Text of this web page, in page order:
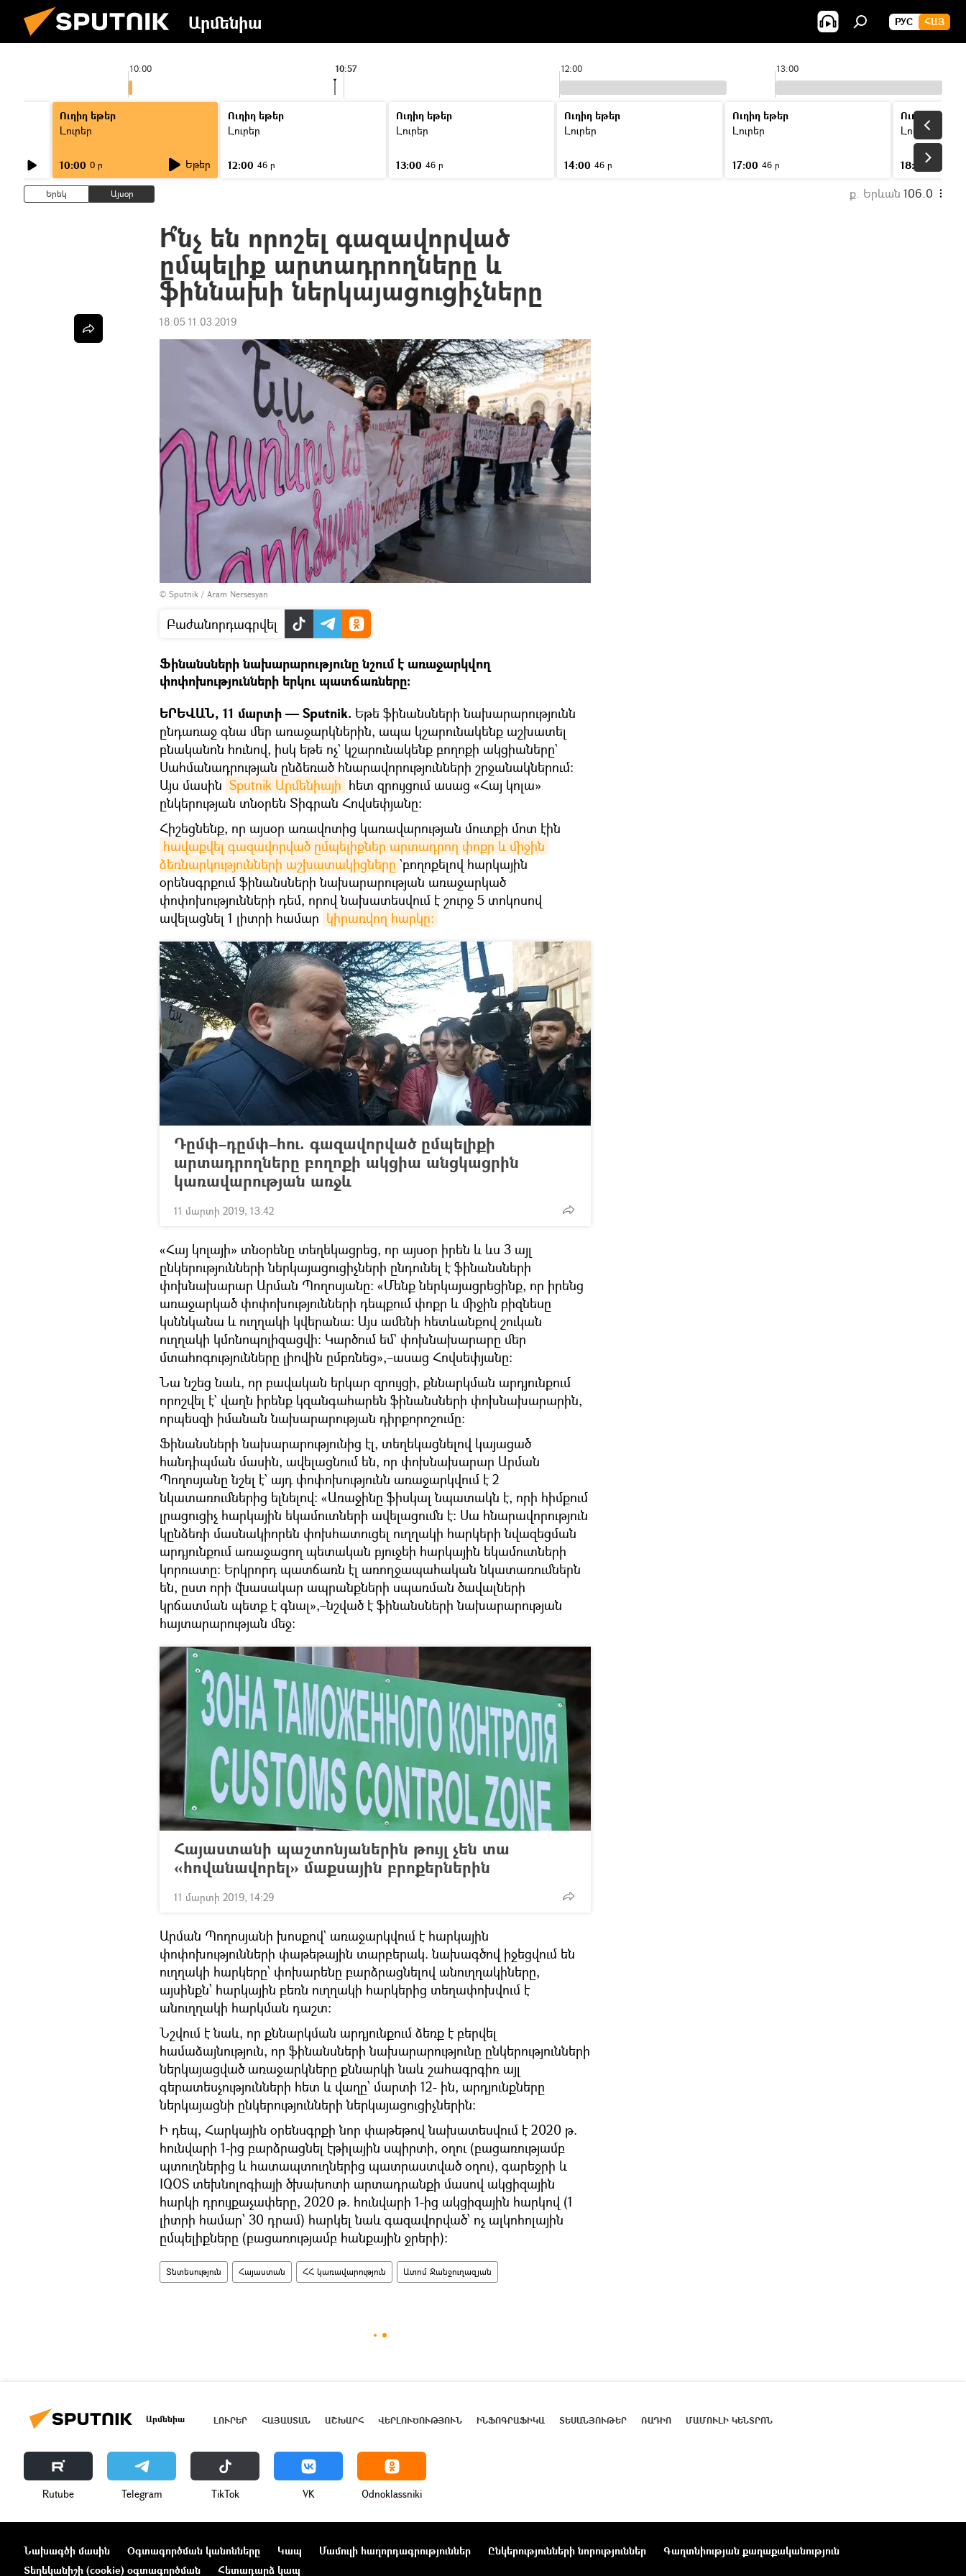
Արմենիա РУС ՀԱՅ
10:00 12:00 13:00
10:57
Ուղիղ եթեր
Լուրեր
10:00 0 ր Եթեր
Ուղիղ եթեր
Լուրեր
12:00 46 ր
Ուղիղ եթեր
Լուրեր
13:00 46 ր
Ուղիղ եթեր
Լուրեր
14:00 46 ր
Ուղիղ եթեր
Լուրեր
17:00 46 ր
Ուղիղ եթեր
Լուրեր
18:00
Երեկ Այսօր ք. Երևան 106.0
Ի՞նչ են որոշել գազավորված
ըմպելիք արտադրողները և
ֆիննախի ներկայացուցիչները
18:05 11.03.2019
© Sputnik / Aram Nersesyan
Բաժանորդագրվել
Ֆինանսների նախարարությունը նշում է առաջարկվող
փոփոխությունների երկու պատճառները։
ԵՐԵՎԱՆ, 11 մարտի — Sputnik. Եթե ֆինանսների նախարարությունն
ընդառաջ գնա մեր առաջարկներին, ապա կշարունակենք աշխատել
բնականոն հունով, իսկ եթե ոչ` կշարունակենք բողոքի ակցիաները`
Սահմանադրության ընձեռած հնարավորությունների շրջանակներում։
Այս մասին Sputnik Արմենիայի հետ զրույցում ասաց «Հայ կոլա»
ընկերության տնօրեն Տիգրան Հովսեփյանը։
Հիշեցնենք, որ այսօր առավոտից կառավարության մուտքի մոտ էին
հավաքվել գազավորված ըմպելիքներ արտադրող փոքր և միջին
ձեռնարկությունների աշխատակիցները `բողոքելով հարկային
օրենսգրքում ֆինանսների նախարարության առաջարկած
փոփոխությունների դեմ, որով նախատեսվում է շուրջ 5 տոկոսով
ավելացնել 1 լիտրի համար կիրառվող հարկը։
Դըմփ–դըմփ–հու. գազավորված ըմպելիքի
արտադրողները բողոքի ակցիա անցկացրին
կառավարության առջև
11 մարտի 2019, 13:42
«Հայ կոլայի» տնօրենը տեղեկացրեց, որ այսօր իրեն և ևս 3 այլ
ընկերությունների ներկայացուցիչների ընդունել է ֆինանսների
փոխնախարար Արման Պողոսյանը։ «Մենք ներկայացրեցինք, որ իրենց
առաջարկած փոփոխությունների դեպքում փոքր և միջին բիզնեսը
կսննկանա և ուղղակի կվերանա։ Այս ամենի հետևանքով շուկան
ուղղակի կմոնոպոլիզացվի։ Կարծում եմ` փոխնախարարը մեր
մտահոգությունները լիովին ըմբռնեց»,–ասաց Հովսեփյանը։
Նա նշեց նաև, որ բավական երկար զրույցի, քննարկման արդյունքում
որոշվել է` վաղն իրենք կզանգահարեն ֆինանսների փոխնախարարին,
որպեսզի իմանան նախարարության դիրքորոշումը։
Ֆինանսների նախարարությունից էլ, տեղեկացնելով կայացած
հանդիպման մասին, ավելացնում են, որ փոխնախարար Արման
Պողոսյանը նշել է` այդ փոփոխությունն առաջարկվում է 2
նկատառումներից ելնելով։ «Առաջինը ֆիսկալ նպատակն է, որի հիմքում
լրացուցիչ հարկային եկամուտների ավելացումն է։ Սա հնարավորություն
կընձեռի մասնակիորեն փոխհատուցել ուղղակի հարկերի նվազեցման
արդյունքում առաջացող պետական բյուջեի հարկային եկամուտների
կորուստը: Երկրորդ պատճառն էլ առողջապահական նկատառումներն
են, ըստ որի վնասակար ապրանքների սպառման ծավալների
կրճատման պետք է գնալ»,–նշված է ֆինանսների նախարարության
հայտարարության մեջ:
Հայաստանի պաշտոնյաներին թույլ չեն տա
«հովանավորել» մաքսային բրոքերներին
11 մարտի 2019, 14:29
Արման Պողոսյանի խոսքով` առաջարկվում է հարկային
փոփոխությունների փաթեթային տարբերակ. նախագծով իջեցվում են
ուղղակի հարկերը՝ փոխարենը բարձրացնելով անուղղակիները,
այսինքն՝ հարկային բեռն ուղղակի հարկերից տեղափոխվում է
անուղղակի հարկման դաշտ:
Նշվում է նաև, որ քննարկման արդյունքում ձեռք է բերվել
համաձայնություն, որ ֆինանսների նախարարությունը ընկերությունների
ներկայացված առաջարկները քննարկի նաև շահագրգիռ այլ
գերատեսչությունների հետ և վաղը՝ մարտի 12- ին, արդյունքները
ներկայացնի ընկերությունների ներկայացուցիչներին։
Ի դեպ, Հարկային օրենսգրքի նոր փաթեթով նախատեսվում է 2020 թ.
հունվարի 1-ից բարձրացնել էթիլային սպիրտի, օղու (բացառությամբ
պտուղներից և հատապտուղներից պատրաստված օղու), գարեջրի և
IQOS տեխնոլոգիայի ծխախոտի արտադրանքի մասով ակցիզային
հարկի դրույքաչափերը, 2020 թ. հունվարի 1-ից ակցիզային հարկով (1
լիտրի համար՝ 30 դրամ) հարկել նաև գազավորված՝ ոչ ալկոհոլային
ըմպելիքները (բացառությամբ հանքային ջրերի):
Տնտեսություն Հայաստան ՀՀ կառավարություն Ատոմ Ջանջուղազյան
Արմենիա ԼՈՒՐԵՐ ՀԱՅԱՍՏԱՆ ԱՇԽԱՐՀ ՎԵՐԼՈՒԾՈՒԹՅՈՒՆ ԻՆՖՈԳՐԱՖԻԿԱ ՏԵՍԱՆՅՈՒԹԵՐ ՌԱԴԻՈ ՄԱՄՈՒԼԻ ԿԵՆՏՐՈՆ
Rutube Telegram ТikТоk VK Odnoklassniki
Նախագծի մասին Օգտագործման կանոնները Կապ Մամուլի հաղորդագրություններ Ընկերությունների նորություններ
Գաղտնիության քաղաքականություն
Տեղեկանիշի (cookie) օգտագործման
Հետադարձ կապ